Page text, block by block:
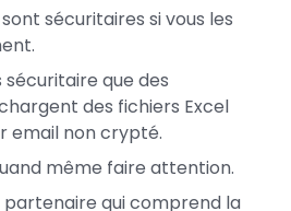
sécuritaires si vous les
que des
des fichiers Excel
email non crypté.
même faire attention.
partenaire qui comprend la